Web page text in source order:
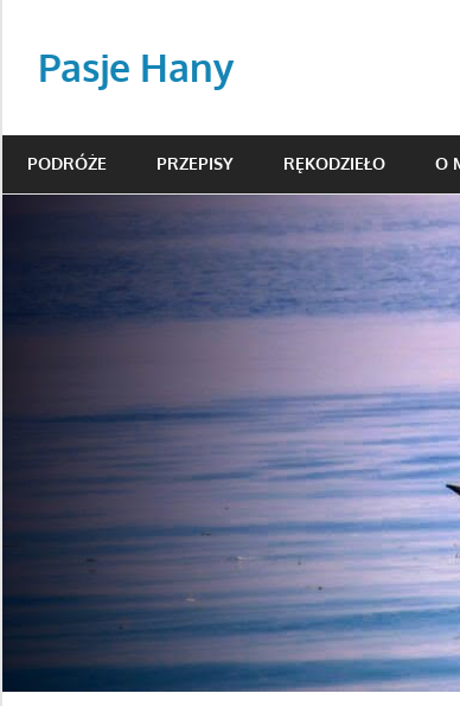
contentPasje Hany
przepisy
PODRÓŻE PRZEPISY RĘKODZIEŁO O